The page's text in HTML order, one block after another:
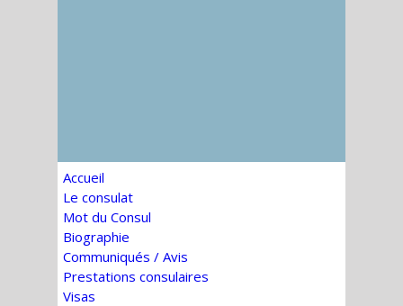
Accueil
Le consulat
Mot du Consul
Biographie
Communiqués / Avis
Prestations consulaires
Visas